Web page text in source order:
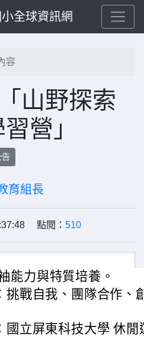
全球資訊網
容
山野探索
營」
告
育組長
點閱： 510
能力與特質培養。
挑戰自我、團隊合作、
國立屏東科技大學 休閒